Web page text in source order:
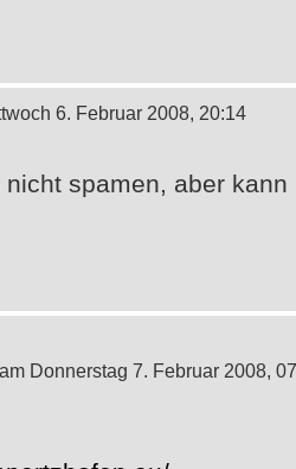
6. Februar 2008, 20:14
spamen, aber
am Donnerstag 7. Februar 2008,